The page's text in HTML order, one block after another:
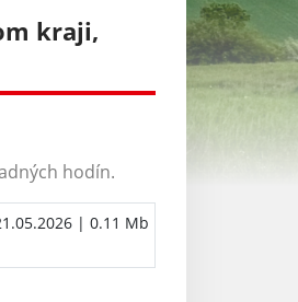
kraji,
hodín.
| 0.11 Mb